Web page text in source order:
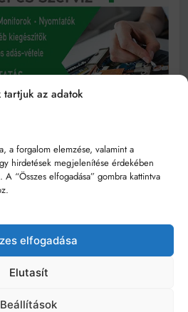
tartjuk az adatok
a forgalom elemzése, valamint a
hirdetések megjelenítése érdekében
“Összes elfogadása” gombra kattintva
elfogadása
Elutasít
Beállítások